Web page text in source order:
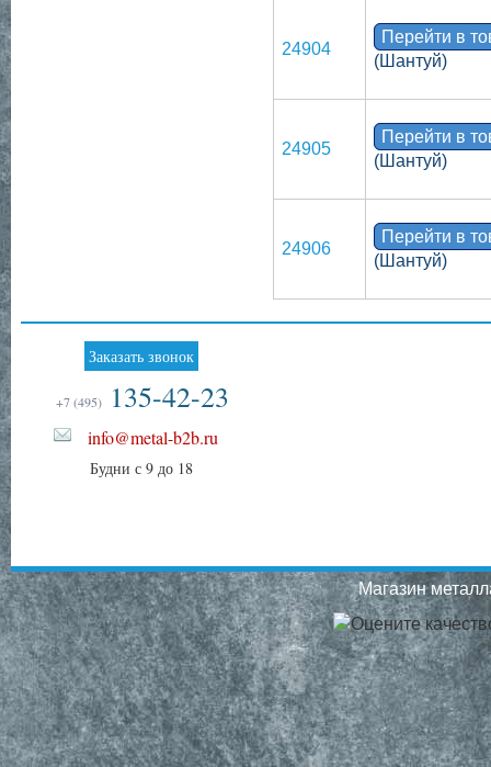
24904
Перейти в
(Шантуй)
24905
Перейти в
(Шантуй)
24906
Перейти в
(Шантуй)
Заказать звонок
+7 (495) 135-42-23
info@metal-b2b.ru
Будни с 9 до 18
Магазин